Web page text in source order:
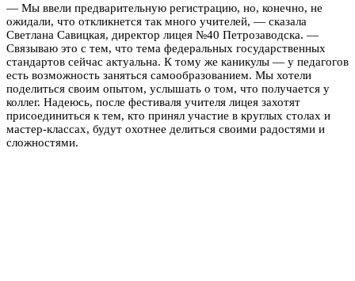
— Мы ввели предварительную регистрацию, но, конечно, не
ожидали, что откликнется так много учителей, — сказала
Светлана Савицкая, директор лицея №40 Петрозаводска. —
Связываю это с тем, что тема федеральных государственных
стандартов сейчас актуальна. К тому же каникулы — у педагогов
есть возможность заняться самообразованием. Мы хотели
поделиться своим опытом, услышать о том, что получается у
коллег. Надеюсь, после фестиваля учителя лицея захотят
присоединиться к тем, кто принял участие в круглых столах и
мастер-классах, будут охотнее делиться своими радостями и
сложностями.